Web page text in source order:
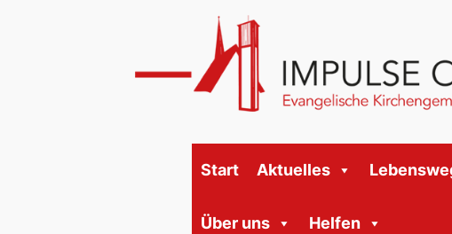
Start Aktuelles
Über uns Helfen